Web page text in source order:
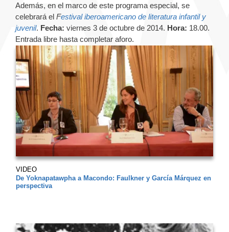
Además, en el marco de este programa especial, se
celebrará el Festival iberoamericano de literatura infantil y
juvenil. Fecha: viernes 3 de octubre de 2014. Hora: 18.00.
Entrada libre hasta completar aforo.
VIDEO
De Yoknapatawpha a Macondo: Faulkner y García Márquez en
perspectiva